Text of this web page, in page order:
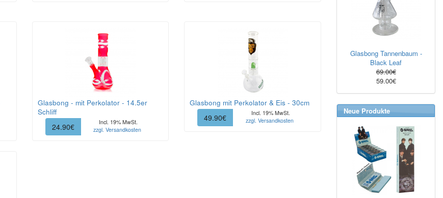
Glasbong - mit Perkolator - 14.5er
Schliff
24.90€
Incl. 19% MwSt.
zzgl. Versandkosten
Glasbong mit Perkolator & Eis - 30cm
49.90€
Incl. 19% MwSt.
zzgl. Versandkosten
Glasbong Tannenbaum -
Black Leaf
69.00€
59.00€
Neue Produkte